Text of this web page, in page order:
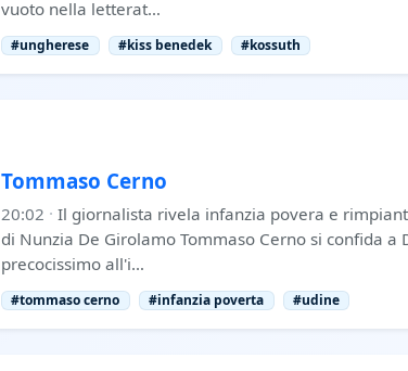
vuoto nella letterat…
#ungherese #kiss benedek #kossuth
Tommaso Cerno
20:02 · Il giornalista rivela infanzia povera e
di Nunzia De Girolamo Tommaso Cerno si confida
precocissimo all'i…
#tommaso cerno #infanzia poverta #udine